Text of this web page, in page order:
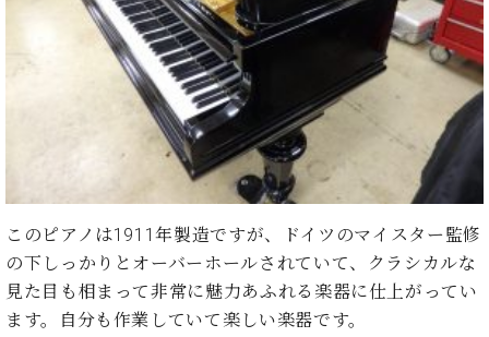
シ
ュ
タ
イ
前
シ
ュ
イ
ン・
シ
ッ
ス
ン
調
で
タイ
ン・
シュ
ーレ
案
内
お
問
このピアノは1911年製造ですが、ドイツのマイスター監修
の下しっかりとオーバーホールされていて、クラシカルな
見た目も相まって非常に魅力あふれる楽器に仕上がってい
ます。自分も作業していて楽しい楽器です。